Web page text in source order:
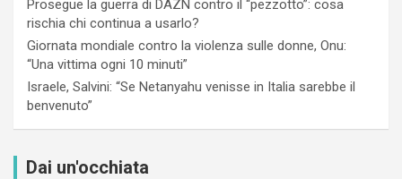
Prosegue la guerra di DAZN contro il “pezzotto”: cosa
rischia chi continua a usarlo?
Giornata mondiale contro la violenza sulle donne, Onu:
“Una vittima ogni 10 minuti”
Israele, Salvini: “Se Netanyahu venisse in Italia sarebbe il
benvenuto”
Dai un'occhiata